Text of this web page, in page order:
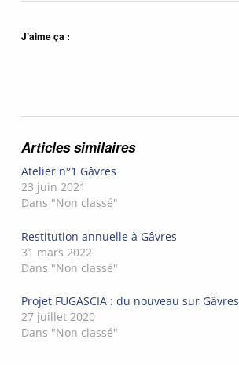
J’aime ça :
Articles similaires
Atelier n°1 Gâvres
23 juin 2021
Dans "Non classé"
Restitution annuelle à Gâvres
31 mars 2022
Dans "Non classé"
Projet FUGASCIA : du nouveau sur Gâvres
27 juillet 2020
Dans "Non classé"